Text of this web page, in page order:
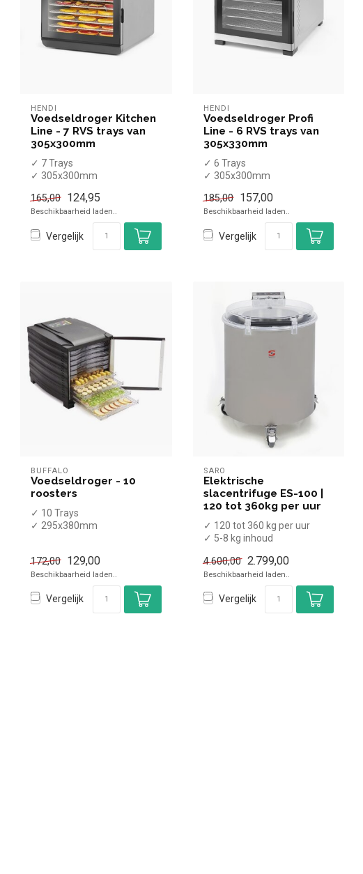
HENDI
Voedseldroger Kitchen
Line - 7 RVS trays van
305x300mm
✓ 7 Trays
✓ 305x300mm
✓ 230 Volt
165,00 124,95
Beschikbaarheid laden..
Vergelijk
HENDI
Voedseldroger Profi
Line - 6 RVS trays van
305x330mm
✓ 6 Trays
✓ 305x300mm
✓ 230 Volt
185,00 157,00
Beschikbaarheid laden..
Vergelijk
BUFFALO
Voedseldroger - 10
roosters
✓ 10 Trays
✓ 295x380mm
172,00 129,00
Beschikbaarheid laden..
Vergelijk
SARO
Elektrische
slacentrifuge ES-100 |
120 tot 360kg per uur
✓ 120 tot 360 kg per uur
✓ 5-8 kg inhoud
✓ 230 Volt, 550 Watt
4.600,00 2.799,00
Beschikbaarheid laden..
Vergelijk